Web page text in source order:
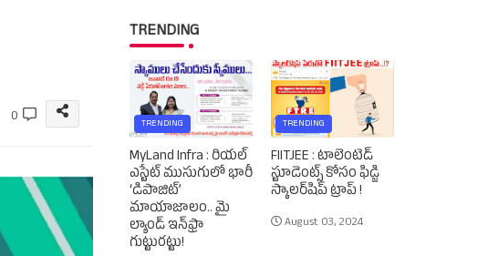
0
TRENDING
TRENDING
MyLand Infra : రియల్
ఎస్టేట్ ముసుగులో భారీ
‘డిపాజిట్’
మాయాజాలం.. మై
ల్యాండ్ ఇన్‌ఫ్రా
గుట్టురట్టు!
TRENDING
FIITJEE : టాలెంటెడ్‌
స్టూడెంట్స్‌ కోసం ఫిడ్జి
స్కాలర్‌షిప్‌ ట్రాప్‌ !
August 03, 2024